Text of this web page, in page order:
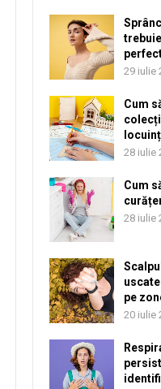
29 iulie
Cum
28 iulie
Cum
28 iulie
pe
20 iulie